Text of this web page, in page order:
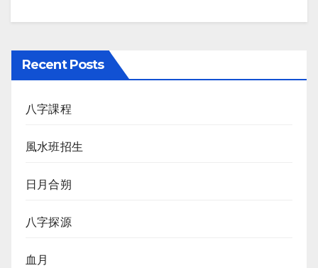
Recent Posts
八字課程
風水班招生
日月合朔
八字探源
血月